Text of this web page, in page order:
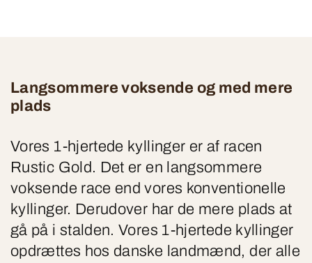
Langsommere voksende og med mere
plads
Vores 1-hjertede kyllinger er af racen
Rustic Gold. Det er en langsommere
voksende race end vores konventionelle
kyllinger. Derudover har de mere plads at
gå på i stalden. Vores 1-hjertede kyllinger
opdrættes hos danske landmænd, der alle